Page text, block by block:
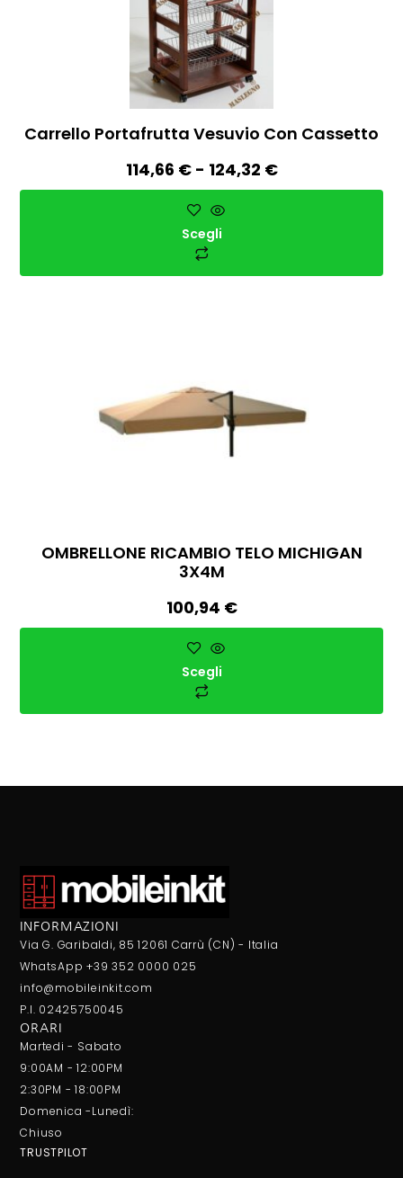
Carrello Portafrutta Vesuvio Con Cassetto
114,66 € - 124,32 €
Scegli
OMBRELLONE RICAMBIO TELO MICHIGAN
3X4M
100,94 €
Scegli
INFORMAZIONI
Via G. Garibaldi, 85 12061 Carrù (CN) - Italia
WhatsApp +39 352 0000 025
info@mobileinkit.com
P.I. 02425750045
ORARI
Martedi - Sabato
9:00AM - 12:00PM
2:30PM - 18:00PM
Domenica -Lunedì:
Chiuso
TRUSTPILOT